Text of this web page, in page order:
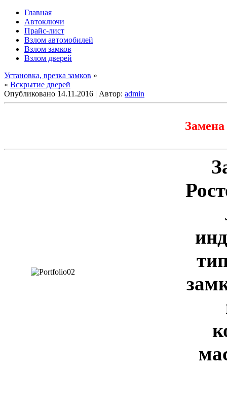
Главная
Автоключи
Прайс-лист
Взлом автомобилей
Взлом замков
Взлом дверей
Установка, врезка замков »
« Вскрытие дверей
Опубликовано 14.11.2016 | Автор: admin